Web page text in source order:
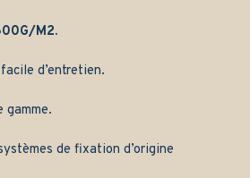
M2.
d’entretien.
de fixation d’origine